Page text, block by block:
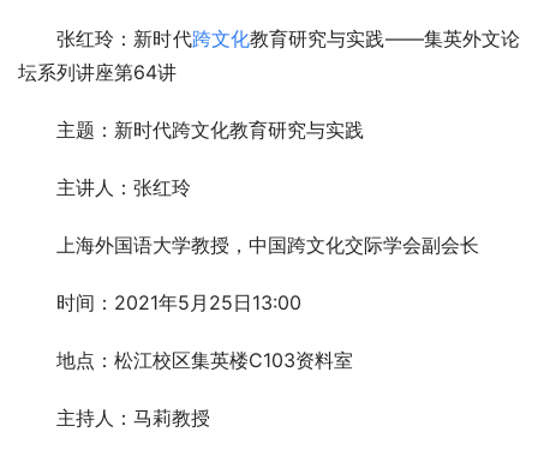
张红玲：新时代跨文化教育研究与实践——集英外文论
坛系列讲座第64讲
主题：新时代跨文化教育研究与实践
主讲人：张红玲
上海外国语大学教授，中国跨文化交际学会副会长
时间：2021年5月25日13:00
地点：松江校区集英楼C103资料室
主持人：马莉教授